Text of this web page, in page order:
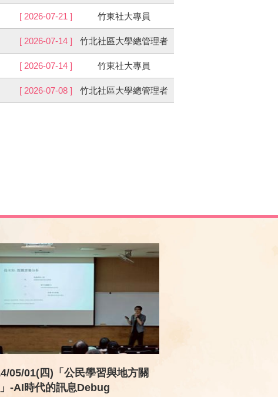
[ 2026-07-21 ] 竹東社大專員
[ 2026-07-14 ] 竹北社區大學總管理者
[ 2026-07-14 ] 竹東社大專員
[ 2026-07-08 ] 竹北社區大學總管理者
05/01(四)「公民學習與地方關
-AI時代的訊息Debug